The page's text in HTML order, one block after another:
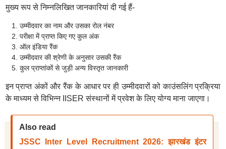
मुख्य रूप से निम्नलिखित जानकारियां दी गई हैं-
उम्मीदवार का नाम और उसका रोल नंबर
परीक्षा में प्राप्त किए गए कुल अंक
ऑल इंडिया रैंक
उम्मीदवार की श्रेणी के अनुसार उसकी रैंक
कुल प्राप्तांकों से जुड़ी अन्य विस्तृत जानकारी
इन प्राप्त अंकों और रैंक के आधार पर ही उम्मीदवारों को काउंसलिंग प्रक्रिया
के माध्यम से विभिन्न IISER संस्थानों में प्रवेश के लिए योग्य माना जाएगा।
Also read
JSSC Inter Level Recruitment 2026: झारखंड इंटर